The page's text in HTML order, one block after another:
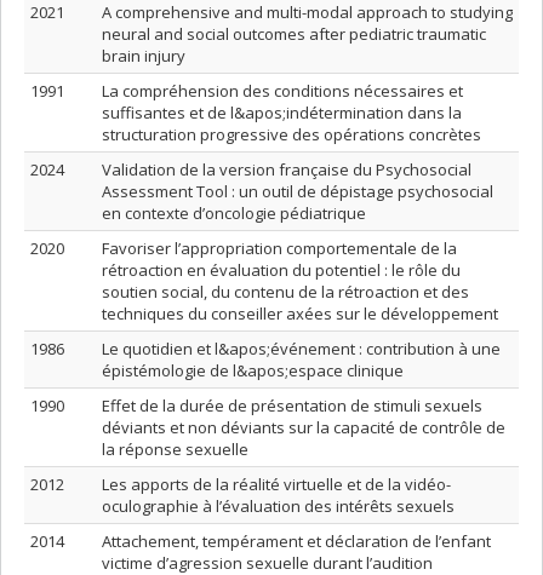
2021
A comprehensive and multi-modal approach to studying
neural and social outcomes after pediatric traumatic
brain injury
1991
La compréhension des conditions nécessaires et
suffisantes et de l&apos;indétermination dans la
structuration progressive des opérations concrètes
2024
Validation de la version française du Psychosocial
Assessment Tool : un outil de dépistage psychosocial
en contexte d’oncologie pédiatrique
2020
Favoriser l’appropriation comportementale de la
rétroaction en évaluation du potentiel : le rôle du
soutien social, du contenu de la rétroaction et des
techniques du conseiller axées sur le développement
1986
Le quotidien et l&apos;événement : contribution à une
épistémologie de l&apos;espace clinique
1990
Effet de la durée de présentation de stimuli sexuels
déviants et non déviants sur la capacité de contrôle de
la réponse sexuelle
2012
Les apports de la réalité virtuelle et de la vidéo-
oculographie à l’évaluation des intérêts sexuels
2014
Attachement, tempérament et déclaration de l’enfant
victime d’agression sexuelle durant l’audition